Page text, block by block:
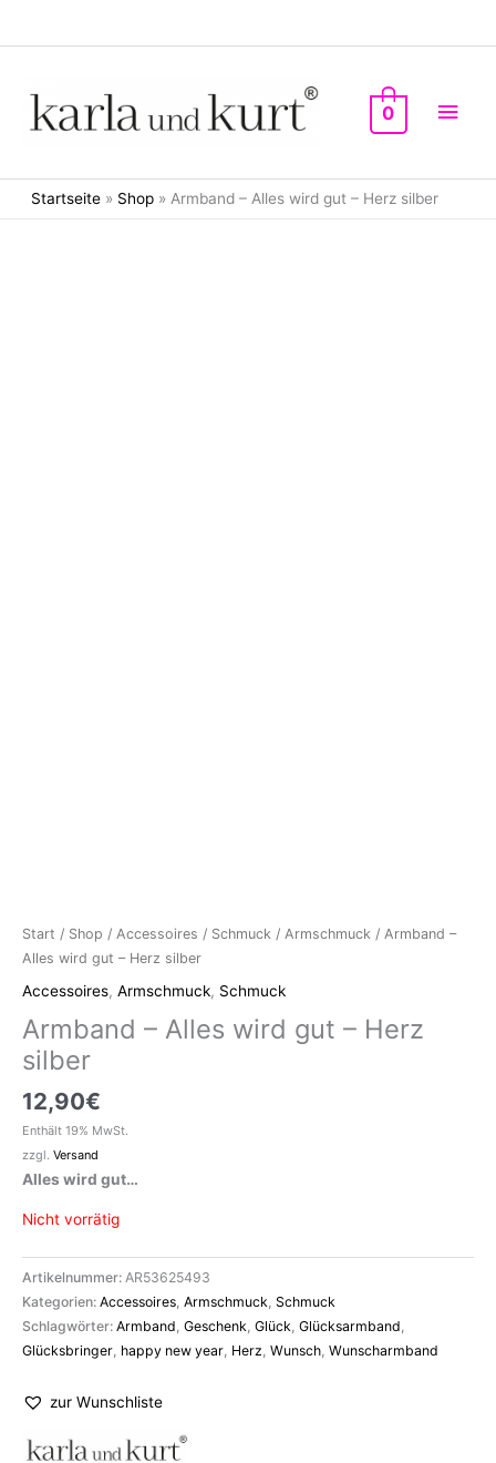
0
Startseite » Shop » Armband – Alles wird gut – Herz silber
Start / Shop / Accessoires / Schmuck / Armschmuck / Armband –
Alles wird gut – Herz silber
Accessoires, Armschmuck, Schmuck
Armband – Alles wird gut – Herz
silber
12,90€
Enthält 19% MwSt.
zzgl. Versand
Alles wird gut…
Nicht vorrätig
Artikelnummer: AR53625493
Kategorien: Accessoires Armschmuck Schmuck
Schlagwörter: Armband Geschenk Glück Glücksarmband
Glücksbringer happy new year Herz Wunsch Wunscharmband
zur Wunschliste